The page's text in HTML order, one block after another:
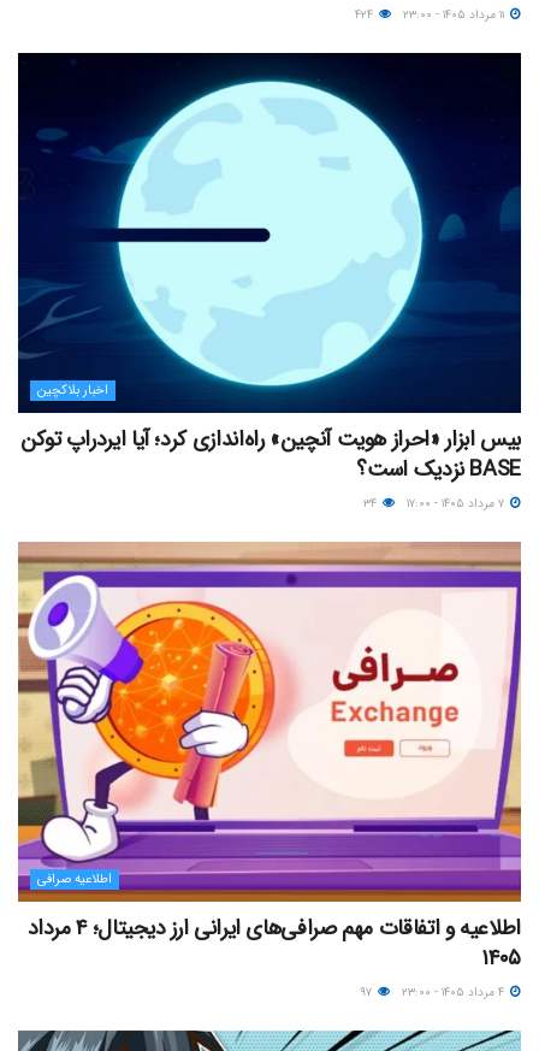
اخبار بلاکچین
بیس ابزار «احراز هویت آنچین» راه‌اندازی کرد؛ آیا ایردراپ توکن
BASE نزدیک‌ است؟
اطلاعیه صرافی
اطلاعیه و اتفاقات مهم صرافی‌های ایرانی ارز دیجیتال؛ ۴ مرداد
۱۴۰۵